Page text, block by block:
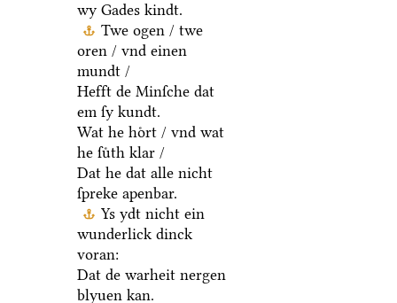
wy Gades kindt.
Twe ogen / twe
oren / vnd einen
mundt /
Hefft de Minſche dat
em ſy kundt.
Wat he hoͤrt / vnd wat
he ſuͤth klar /
Dat he dat alle nicht
ſpreke apenbar.
Ys ydt nicht ein
wunderlick dinck
voran:
Dat de warheit nergen
blyuen kan.